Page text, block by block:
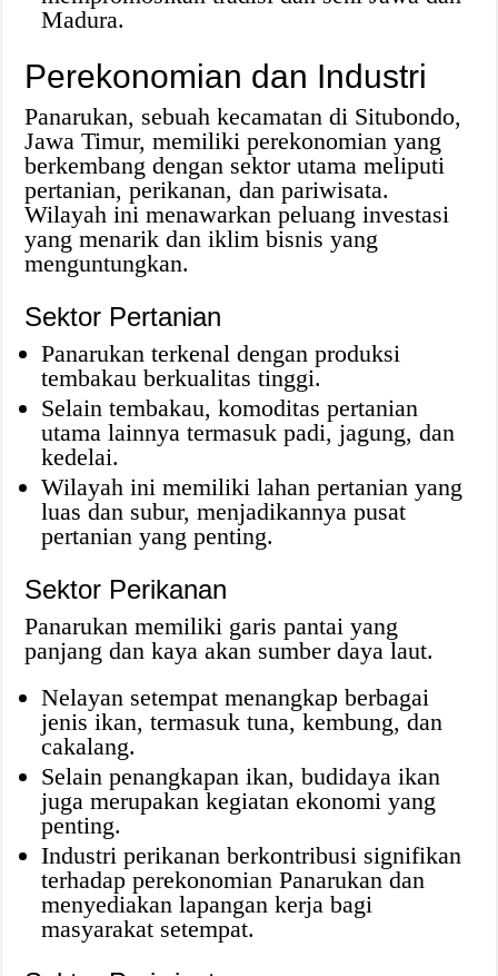
Madura.
Perekonomian dan Industri
Panarukan, sebuah kecamatan di Situbondo,
Jawa Timur, memiliki perekonomian yang
berkembang dengan sektor utama meliputi
pertanian, perikanan, dan pariwisata.
Wilayah ini menawarkan peluang investasi
yang menarik dan iklim bisnis yang
menguntungkan.
Sektor Pertanian
Panarukan terkenal dengan produksi
tembakau berkualitas tinggi.
Selain tembakau, komoditas pertanian
utama lainnya termasuk padi, jagung, dan
kedelai.
Wilayah ini memiliki lahan pertanian yang
luas dan subur, menjadikannya pusat
pertanian yang penting.
Sektor Perikanan
Panarukan memiliki garis pantai yang
panjang dan kaya akan sumber daya laut.
Nelayan setempat menangkap berbagai
jenis ikan, termasuk tuna, kembung, dan
cakalang.
Selain penangkapan ikan, budidaya ikan
juga merupakan kegiatan ekonomi yang
penting.
Industri perikanan berkontribusi signifikan
terhadap perekonomian Panarukan dan
menyediakan lapangan kerja bagi
masyarakat setempat.